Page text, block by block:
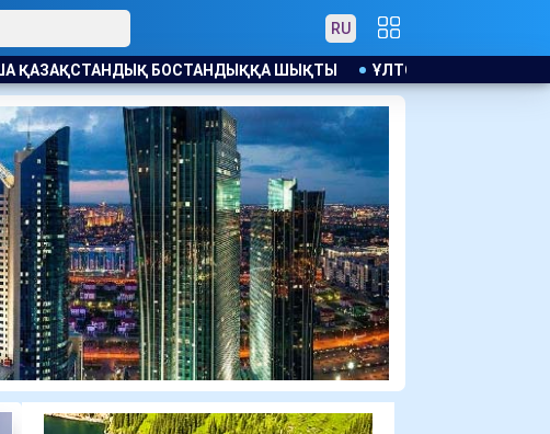
RU
ШЫҚТЫ ҰЛТССО АҚ ҒА МОНОПОЛИЯҒА ҚАРСЫ ЗАҢ БҰЗУШЫЛЫҚ